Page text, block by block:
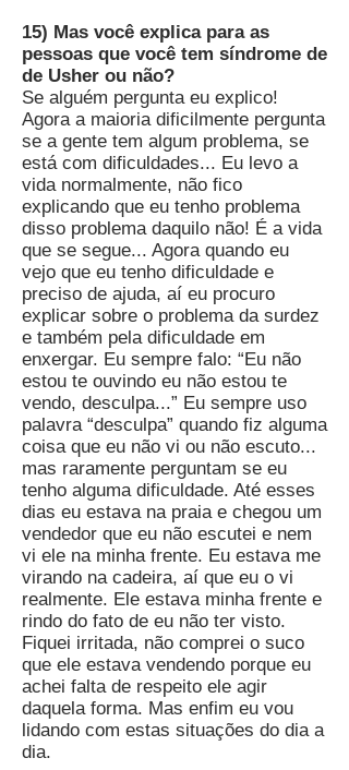
15) Mas você explica para as
pessoas que você tem síndrome de
de Usher ou não?
Se alguém pergunta eu explico!
Agora a maioria dificilmente pergunta
se a gente tem algum problema, se
está com dificuldades... Eu levo a
vida normalmente, não fico
explicando que eu tenho problema
disso problema daquilo não! É a vida
que se segue... Agora quando eu
vejo que eu tenho dificuldade e
preciso de ajuda, aí eu procuro
explicar sobre o problema da surdez
e também pela dificuldade em
enxergar. Eu sempre falo: “Eu não
estou te ouvindo eu não estou te
vendo, desculpa...” Eu sempre uso
palavra “desculpa” quando fiz alguma
coisa que eu não vi ou não escuto...
mas raramente perguntam se eu
tenho alguma dificuldade. Até esses
dias eu estava na praia e chegou um
vendedor que eu não escutei e nem
vi ele na minha frente. Eu estava me
virando na cadeira, aí que eu o vi
realmente. Ele estava minha frente e
rindo do fato de eu não ter visto.
Fiquei irritada, não comprei o suco
que ele estava vendendo porque eu
achei falta de respeito ele agir
daquela forma. Mas enfim eu vou
lidando com estas situações do dia a
dia.